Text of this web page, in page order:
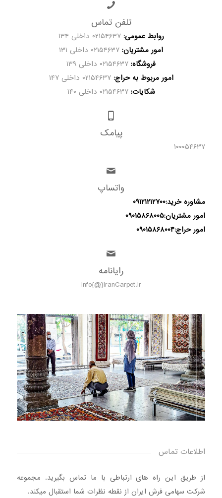
تلفن تماس
روابط عمومی: ۰۲۱۵۴۶۳۷ داخلی ۱۳۴
امور مشتریان: ۰۲۱۵۴۶۳۷ داخلی ۱۳۱
فروشگاه:
امور مربوط به حراج: ۰۲۱۵۴۶۳۷ داخلی ۱۴۷
شکایات: ۰۲۱۵۴۶۳۷ داخلی ۱۴۰
پیامک
۱۰۰۰۵۴۶۳۷
واتساپ
مشاوره خرید:۰۹۱۲۱۲۱۲۷۰۰
امور مشتریان:۰۹۰۱۵۸۶۸۰۰۵
امور حراج:۰۹۰۱۵۸۶۸۰۰۴
رایانامه
info{@}IranCarpet.ir
اطلاعات تماس
از طریق این راه های ارتباطی با ما تماس بگیرید. مجموعه
شرکت سهامی فرش ایران از نقطه نظرات شما استقبال میکند.